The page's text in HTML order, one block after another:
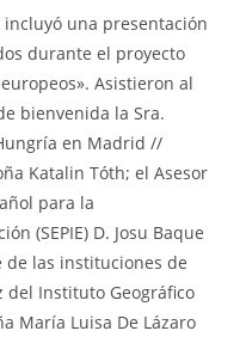
una presentación
durante el proyecto
Asistieron al
bienvenida la Sra.
en Madrid //
Katalin Tóth; el Asesor
para la
(SEPIE) D. Josu Baque
las instituciones de
del Instituto Geográfico
María Luisa De Lázaro